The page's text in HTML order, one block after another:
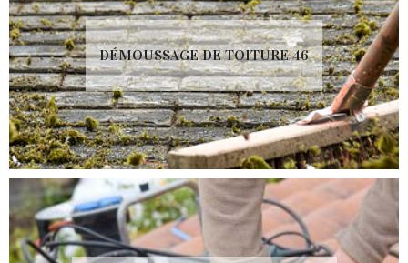
DÉMOUSSAGE DE TOITURE 46